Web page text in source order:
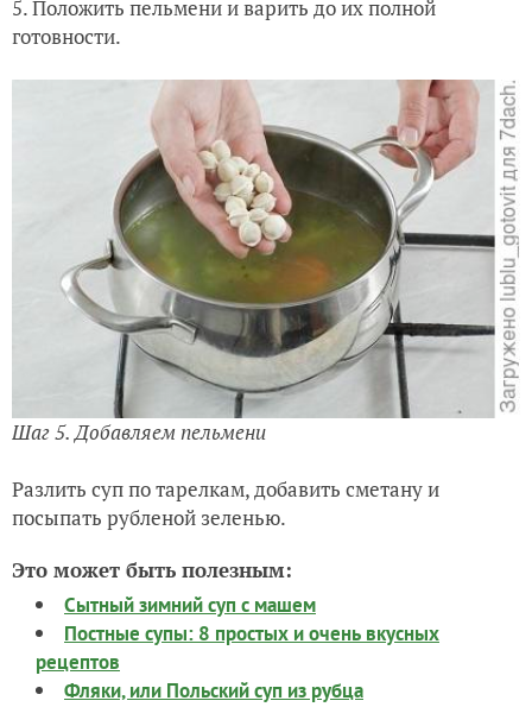
5. Положить пельмени и варить до их полной
готовности.
Шаг 5. Добавляем пельмени
Разлить суп по тарелкам, добавить сметану и
посыпать рубленой зеленью.
Это может быть полезным:
Сытный зимний суп с машем
Постные супы: 8 простых и очень вкусных
рецептов
Фляки, или Польский суп из рубца